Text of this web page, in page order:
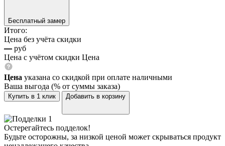
Бесплатный замер
Итого:
Цена без учёта скидки
— руб
Цена с учётом скидки Цена
Цена указана со скидкой при оплате наличными
Ваша выгода (% от суммы заказа)
Купить в 1 клик Добавить в корзину
Остерегайтесь подделок!
Будьте осторожны, за низкой ценой может скрываться продукт